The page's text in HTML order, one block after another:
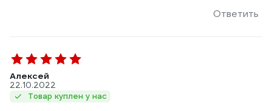
Ответить
Алексей
22.10.2022
Товар куплен у нас